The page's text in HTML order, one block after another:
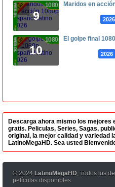
9
1080p Maridos en
2026
10
1080p El golpe final
2026
Descarga ahora mismo los mejores
gratis. Peliculas, Series, Sagas,
original, la mejor calidad y variedad
LatinoMegaHD. Sea usted
© 2024 LatinoMegaHD, Todos los
películas disponibles